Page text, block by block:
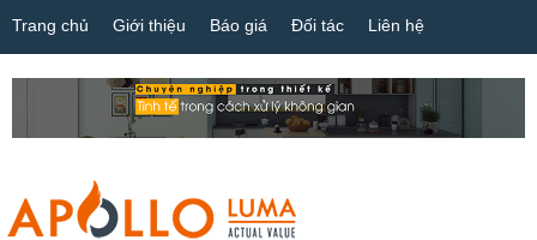
Trang chủ Giới thiệu Báo giá Đối tác Liên hệ